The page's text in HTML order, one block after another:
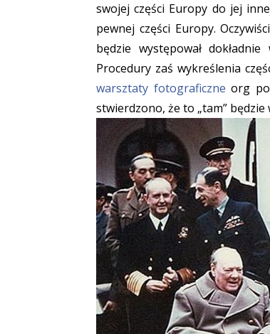
swojej części Europy do jej
pewnej części Europy.
będzie występował
Procedury zaś wykreślenia
warsztaty fotograficzne org
stwierdzono, że to „tam”